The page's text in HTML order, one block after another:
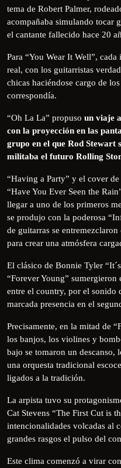
tema de Robert Palmer,
acompañaba simulando tocar
el cantante fallecido hace 20
Para “You Wear It Well”,
real, con los guitarristas
chicas haciéndose cargo de
correspondía.
“Oh La La” propuso un viaje
con la proyección en las
grupo en el que Rod Stewart
militaba el futuro Rolling
“Having a Party” y el cover
“Have You Ever Seen the
llegar a uno de los primeros
se produjo con la poderosa
de guitarras se
para crear una atmósfera
El clásico de Bonnie Tyler
“Forever Young”
entre el country, por el sonido
marcada presencia en el
Precisamente, en la mitad de
los banjos, los violines y
bajo se tomaron un descanso,
una orquesta tradicional
ligados a la tradición.
La arpista tuvo su
Cat Stevens “The First Cut is
intencionalidades volcadas al
grandes rasgos el pulso del
Este clima comenzó a virar